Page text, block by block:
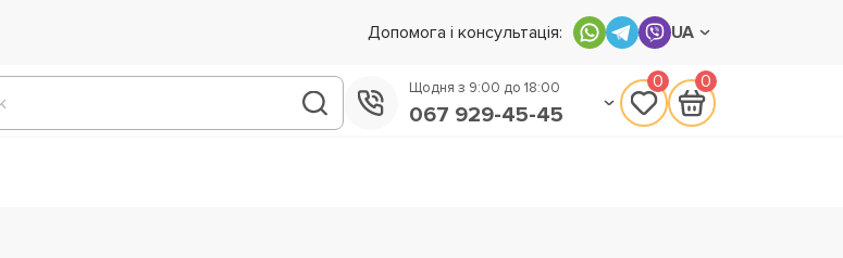
Допомога і консультація: UA
Щодня з 9:00 до 18:00
067 929-45-45
0 0